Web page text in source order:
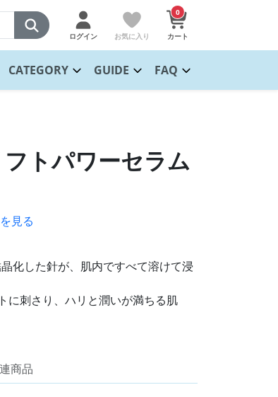
ログイン お気に入り
0
カート
CATEGORY GUIDE FAQ
トパワーセラム
見る
化した針が、肌内ですべて溶けて浸
に刺さり、ハリと潤いが満ちる肌
商品